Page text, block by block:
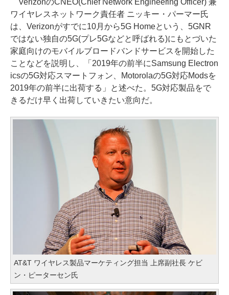
ワイヤレスネットワーク責任者 ニッキー・パーマー氏
は、Verizonがすでに10月から5G Homeという、5GNR
ではない独自の5G(プレ5Gなどと呼ばれる)にもとづいた
家庭向けのモバイルブロードバンドサービスを開始した
ことなどを説明し、「2019年の前半にSamsung Electron
icsの5G対応スマートフォン、Motorolaの5G対応Modsを
2019年の前半に出荷する」と述べた。5G対応製品をで
きるだけ早く出荷していきたい意向だ。
AT&T ワイヤレス製品マーケティング担当 上席副社長 ケビ
ン・ピーターセン氏